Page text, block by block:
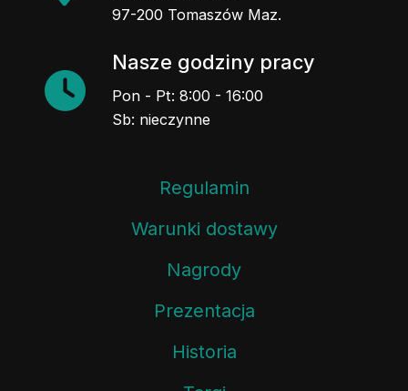
97-200 Tomaszów Maz.
Nasze godziny pracy
Pon - Pt: 8:00 - 16:00
Sb: nieczynne
Regulamin
Warunki dostawy
Nagrody
Prezentacja
Historia